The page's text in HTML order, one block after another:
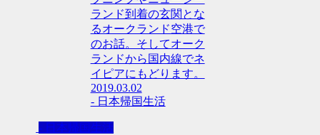
ランド到着の玄関とな
るオークランド空港で
のお話。そしてオーク
ランドから国内線でネ
イピアにもどります。
2019.03.02
- 日本帰国生活
- 日本帰国生活